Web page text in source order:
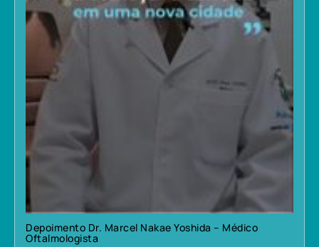
Depoimento Dr. Marcel Nakae Yoshida – Médico
Oftalmologista